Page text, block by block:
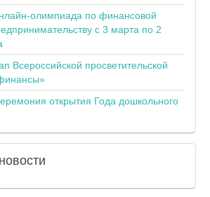
олимпиада по финансовой
с 3 марта по 2
Всероссийской просветительской
открытия Года дошкольного
новости